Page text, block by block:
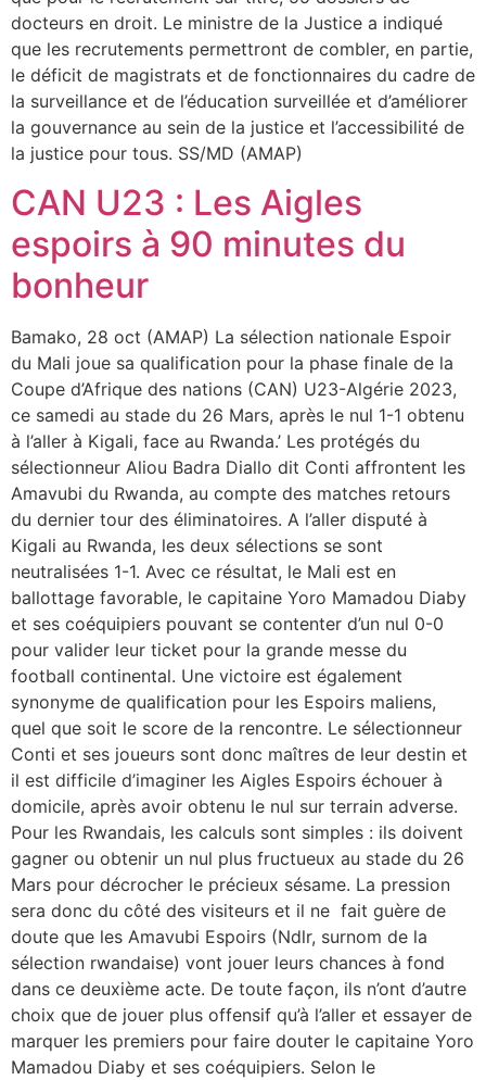
docteurs en droit. Le ministre de la Justice a indiqué
que les recrutements permettront de combler, en partie,
le déficit de magistrats et de fonctionnaires du cadre de
la surveillance et de l’éducation surveillée et d’améliorer
la gouvernance au sein de la justice et l’accessibilité de
la justice pour tous. SS/MD (AMAP)
CAN U23 : Les Aigles
espoirs à 90 minutes du
bonheur
Bamako, 28 oct (AMAP) La sélection nationale Espoir
du Mali joue sa qualification pour la phase finale de la
Coupe d’Afrique des nations (CAN) U23-Algérie 2023,
ce samedi au stade du 26 Mars, après le nul 1-1 obtenu
à l’aller à Kigali, face au Rwanda.’ Les protégés du
sélectionneur Aliou Badra Diallo dit Conti affrontent les
Amavubi du Rwanda, au compte des matches retours
du dernier tour des éliminatoires. A l’aller disputé à
Kigali au Rwanda, les deux sélections se sont
neutralisées 1-1. Avec ce résultat, le Mali est en
ballottage favorable, le capitaine Yoro Mamadou Diaby
et ses coéquipiers pouvant se contenter d’un nul 0-0
pour valider leur ticket pour la grande messe du
football continental. Une victoire est également
synonyme de qualification pour les Espoirs maliens,
quel que soit le score de la rencontre. Le sélectionneur
Conti et ses joueurs sont donc maîtres de leur destin et
il est difficile d’imaginer les Aigles Espoirs échouer à
domicile, après avoir obtenu le nul sur terrain adverse.
Pour les Rwandais, les calculs sont simples : ils doivent
gagner ou obtenir un nul plus fructueux au stade du 26
Mars pour décrocher le précieux sésame. La pression
sera donc du côté des visiteurs et il ne fait guère de
doute que les Amavubi Espoirs (Ndlr, surnom de la
sélection rwandaise) vont jouer leurs chances à fond
dans ce deuxième acte. De toute façon, ils n’ont d’autre
choix que de jouer plus offensif qu’à l’aller et essayer de
marquer les premiers pour faire douter le capitaine Yoro
Mamadou Diaby et ses coéquipiers. Selon le